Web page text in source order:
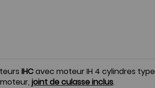
IHCavec moteur IH 4 cylindres type
joint de culasse inclus.